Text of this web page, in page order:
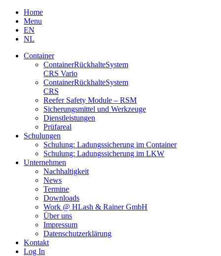
Skip
content
Home
Menu
EN
NL
Container
Container­Rückhalte­System
CRS Vario
Container­Rückhalte­System
CRS
Reefer Safety Module – RSM
Sicherungsmittel und Werkzeuge
Dienstleistungen
Prüfareal
Schulungen
Schulung: Ladungssicherung im Container
Schulung: Ladungssicherung im LKW
Unternehmen
Nachhaltigkeit
News
Termine
Downloads
Work @ HLash & Rainer GmbH
Über uns
Impressum
Datenschutzerklärung
Kontakt
Log In